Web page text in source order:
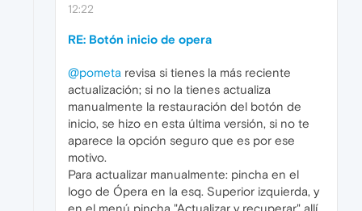
12:22
RE: Botón inicio de opera
@pometa revisa si tienes la más reciente
actualización; si no la tienes actualiza
manualmente la restauración del botón de
inicio, se hizo en esta última versión, si no te
aparece la opción seguro que es por ese
motivo.
Para actualizar manualmente: pincha en el
logo de Ópera en la esq. Superior izquierda, y
en el menú pincha "Actualizar y recuperar" allí